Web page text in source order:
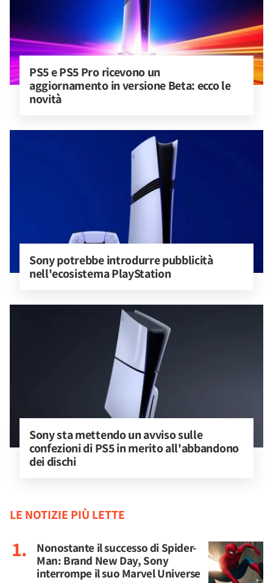
PS5 e PS5 Pro ricevono un
aggiornamento in versione Beta: ecco le
novità
Sony potrebbe introdurre pubblicità
nell'ecosistema PlayStation
Sony sta mettendo un avviso sulle
confezioni di PS5 in merito all'abbandono
dei dischi
LE NOTIZIE PIÙ LETTE
Nonostante il successo di Spider-
Man: Brand New Day, Sony
interrompe il suo Marvel Universe